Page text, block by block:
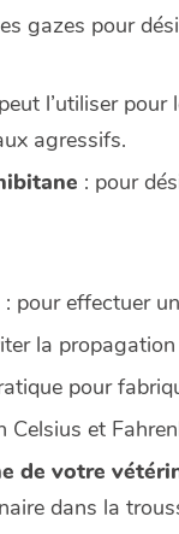
gazes pour
l’utiliser
agressifs.
: pour
: pour effectuer
la
pour
Celsius et
de votre
dans la